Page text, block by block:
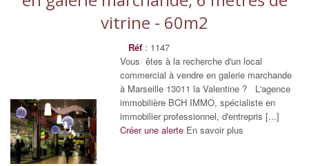
vitrine - 60m2
Réf : 1147
Vous êtes à la recherche d'un local
commercial à vendre en galerie marchande
à Marseille 13011 la Valentine ? L'agence
immobilière BCH IMMO, spécialiste en
immobilier professionnel, d'entrepris [...]
Créer une alerte En savoir plus